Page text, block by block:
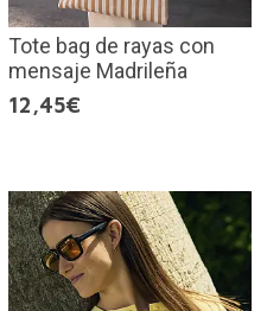
Tote bag de rayas con
mensaje Madrileña
12,45€